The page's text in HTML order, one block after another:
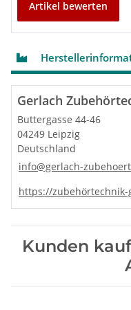
Artikel bewerten
Gerlach
Buttergasse 44-46
04249 Leipzig
Deutschland
info@gerlach-
https://zubehörtechnik-
Kunden